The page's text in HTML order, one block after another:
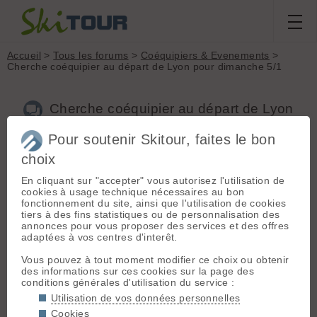
Accueil >Tous les forums > Coéquipiers & Evenements >
Cherche coéquipier au départ de Lyon pour dimanche 5/1
Cherche coéquipier au départ de Lyon
V
VincentDem[33posts] - Le 03/01/2020 22:01
Bonjour,
J'aimerais sortir ce dimanche 5/1 au départ de Lyon. En
propositions.
1000 à 1300 m de D+, ski jusqu'à 4.1.
J'ai une auto.
Pour soutenir Skitour, faites le bon
choix
En cliquant sur "accepter" vous autorisez l'utilisation de
cookies à usage technique nécessaires au bon
fonctionnement du site, ainsi que l'utilisation de cookies
tiers à des fins statistiques ou de personnalisation des
annonces pour vous proposer des services et des offres
adaptées à vos centres d'interêt.
Vous pouvez à tout moment modifier ce choix ou obtenir
des informations sur ces cookies sur la page des
conditions générales d'utilisation du service :
Utilisation de vos données personnelles
Cookies